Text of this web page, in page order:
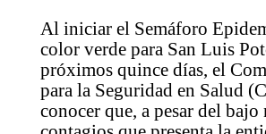
Al iniciar el Semáforo
color verde para San Luis
próximos quince días, el
para la Seguridad en Salud
conocer que, a pesar del bajo